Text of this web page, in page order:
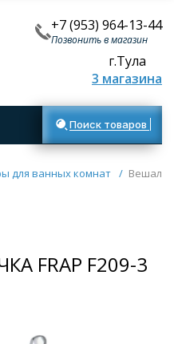
+7 (953) 964-13-44
Позвонить в магазин
г.Тула
3 магазина
Поиск товаров
для ванных комнат / Вешалка
FRAP F209-3